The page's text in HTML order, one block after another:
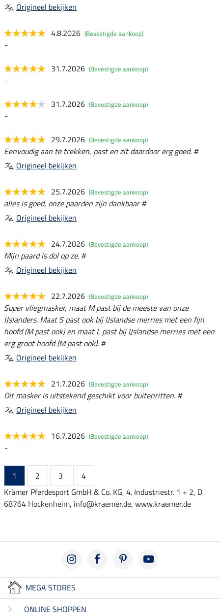
Origineel bekijken
4.8.2026 (Bevestigde aankoop)
-
31.7.2026 (Bevestigde aankoop)
-
31.7.2026 (Bevestigde aankoop)
-
29.7.2026 (Bevestigde aankoop)
Eenvoudig aan te trekken, past en zit daardoor erg goed. #
Origineel bekijken
25.7.2026 (Bevestigde aankoop)
alles is goed, onze paarden zijn dankbaar #
Origineel bekijken
24.7.2026 (Bevestigde aankoop)
Mijn paard is dol op ze. #
Origineel bekijken
22.7.2026 (Bevestigde aankoop)
Super vliegmasker, maat M past bij de meeste van onze
IJslanders. Maat S past ook bij IJslandse merries met een fijn
hoofd (M past ook) en maat L past bij IJslandse merries met een
erg groot hoofd (M past ook). #
Origineel bekijken
21.7.2026 (Bevestigde aankoop)
Dit masker is uitstekend geschikt voor buitenritten. #
Origineel bekijken
16.7.2026 (Bevestigde aankoop)
-
1 2 3
4
Krämer Pferdesport GmbH & Co. KG, 4. Industriestr. 1 + 2, D
68764 Hockenheim, info@kraemer.de, www.kraemer.de
MEGA STORES
ONLINE SHOPPEN